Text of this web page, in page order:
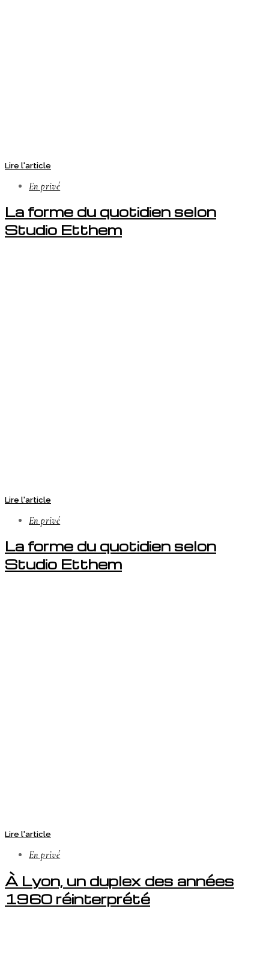
Lire l'article
En privé
La forme du quotidien selon
Studio Etthem
Lire l'article
En privé
La forme du quotidien selon
Studio Etthem
Lire l'article
En privé
À Lyon, un duplex des années
1960 réinterprété